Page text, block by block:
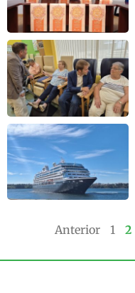
Anterior 1 2